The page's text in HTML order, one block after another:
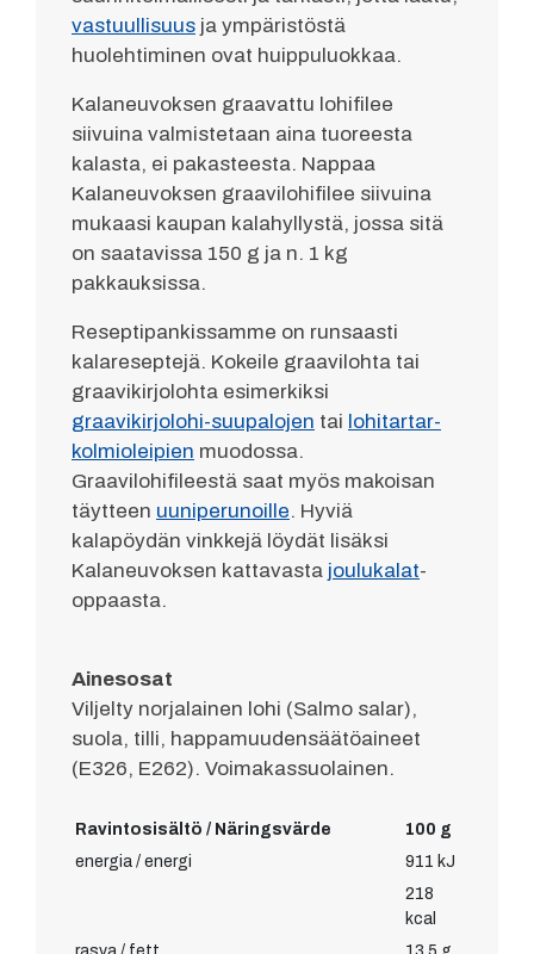
vastuullisuus ja ympäristöstä
huolehtiminen ovat huippuluokkaa.
Kalaneuvoksen graavattu lohifilee
siivuina valmistetaan aina tuoreesta
kalasta, ei pakasteesta. Nappaa
Kalaneuvoksen graavilohifilee siivuina
mukaasi kaupan kalahyllystä, jossa sitä
on saatavissa 150 g ja n. 1 kg
pakkauksissa.
Reseptipankissamme on runsaasti
kalareseptejä. Kokeile graavilohta tai
graavikirjolohta esimerkiksi
graavikirjolohi-suupalojen tai lohitartar-
kolmioleipien muodossa.
Graavilohifileestä saat myös makoisan
täytteen uuniperunoille. Hyviä
kalapöydän vinkkejä löydät lisäksi
Kalaneuvoksen kattavasta joulukalat-
oppaasta.
Ainesosat
Viljelty norjalainen lohi (Salmo salar),
suola, tilli, happamuudensäätöaineet
(E326, E262). Voimakassuolainen.
Ravintosisältö / Näringsvärde
100 g
energia / energi
911 kJ
218
kcal